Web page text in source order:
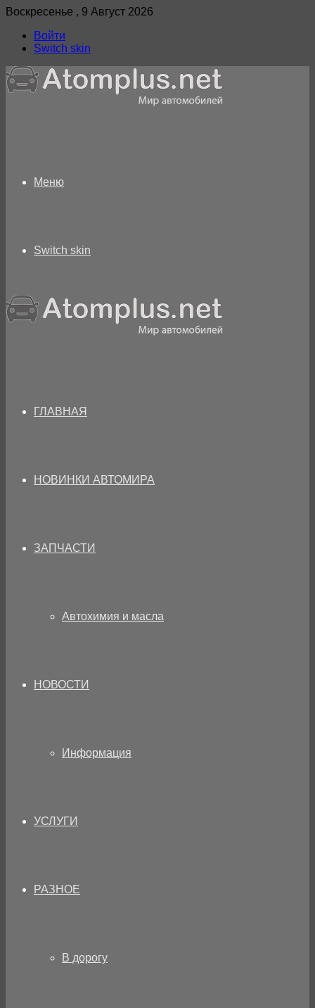
Воскресенье , 9 Август 2026
Войти
Switch skin
Меню
Switch skin
ГЛАВНАЯ
НОВИНКИ АВТОМИРА
ЗАПЧАСТИ
Автохимия и масла
НОВОСТИ
Информация
УСЛУГИ
РАЗНОЕ
В дорогу